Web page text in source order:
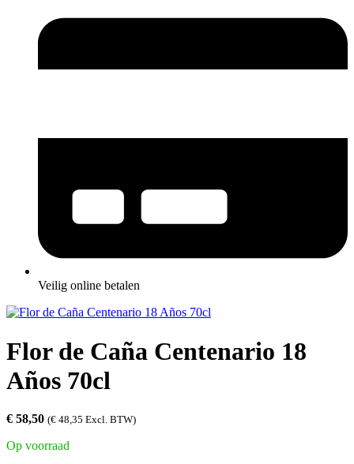
Veilig online betalen
Flor de Caña Centenario 18
Años 70cl
€ 58,50 (€ 48,35 Excl. BTW)
Op voorraad